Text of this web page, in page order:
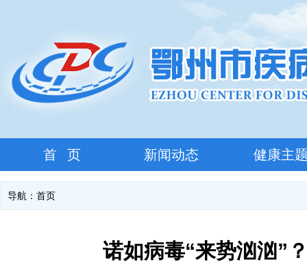
首 页 新闻动态 健康主
导航： 首页
诺如病毒“来势汹汹”